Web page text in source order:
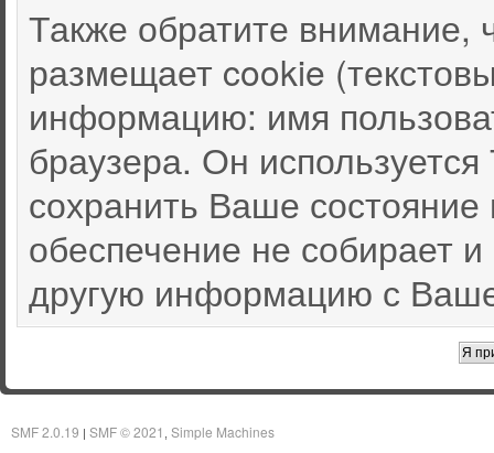
Также обратите внимание,
размещает cookie
информацию: имя
браузера. Он
сохранить Ваше
обеспечение не собирает
другую информацию с
SMF 2.0.19 | SMF © 2021 Simple Machines